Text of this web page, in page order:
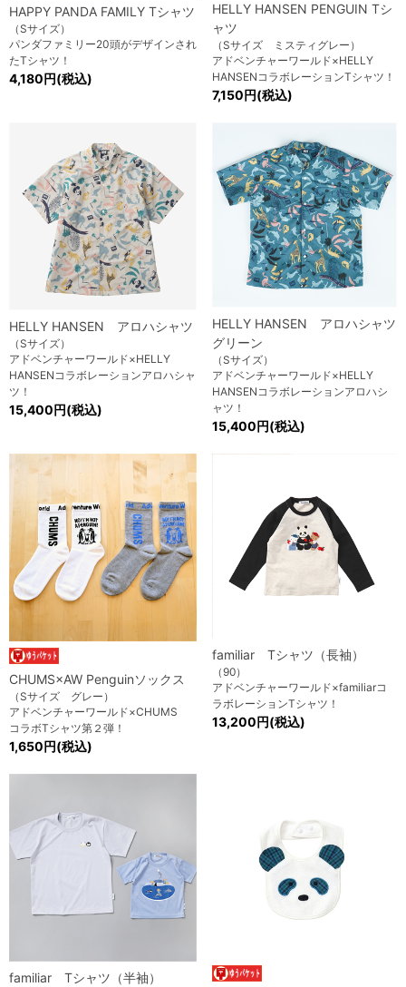
HAPPY PANDA FAMILY Tシャツ
（Sサイズ）
パンダファミリー20頭がデザインされ
たTシャツ！
4,180円(税込)
HELLY HANSEN PENGUIN Tシ
ャツ
（Sサイズ ミスティグレー）
アドベンチャーワールド×HELLY
HANSENコラボレーションTシャツ！
7,150円(税込)
HELLY HANSEN アロハシャツ
（Sサイズ）
アドベンチャーワールド×HELLY
HANSENコラボレーションアロハシャ
ツ！
15,400円(税込)
HELLY HANSEN アロハシャツ
グリーン
（Sサイズ）
アドベンチャーワールド×HELLY
HANSENコラボレーションアロハシ
ャツ！
15,400円(税込)
CHUMS×AW Penguinソックス
（Sサイズ グレー）
アドベンチャーワールド×CHUMS
コラボTシャツ第２弾！
1,650円(税込)
familiar Tシャツ（長袖）
（90）
アドベンチャーワールド×familiarコ
ラボレーションTシャツ！
13,200円(税込)
familiar Tシャツ（半袖）